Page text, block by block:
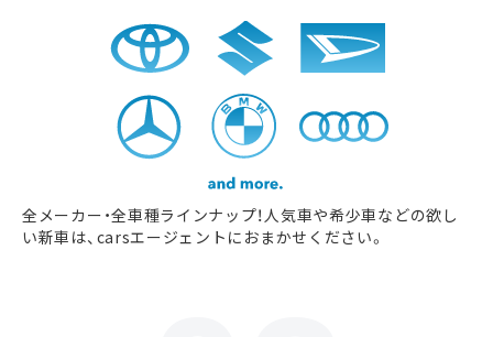
全メーカー・全車種ラインナップ！人気車や希少車などの欲し
い新車は、carsエージェントにおまかせください。